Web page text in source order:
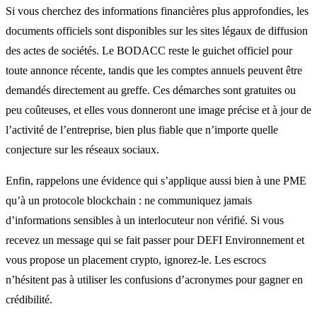
Si vous cherchez des informations financières plus approfondies, les
documents officiels sont disponibles sur les sites légaux de diffusion
des actes de sociétés. Le BODACC reste le guichet officiel pour
toute annonce récente, tandis que les comptes annuels peuvent être
demandés directement au greffe. Ces démarches sont gratuites ou
peu coûteuses, et elles vous donneront une image précise et à jour de
l’activité de l’entreprise, bien plus fiable que n’importe quelle
conjecture sur les réseaux sociaux.
Enfin, rappelons une évidence qui s’applique aussi bien à une PME
qu’à un protocole blockchain : ne communiquez jamais
d’informations sensibles à un interlocuteur non vérifié. Si vous
recevez un message qui se fait passer pour DEFI Environnement et
vous propose un placement crypto, ignorez‑le. Les escrocs
n’hésitent pas à utiliser les confusions d’acronymes pour gagner en
crédibilité.